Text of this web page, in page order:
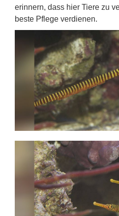
erinnern, dass hier Tiere zu
beste Pflege verdienen.